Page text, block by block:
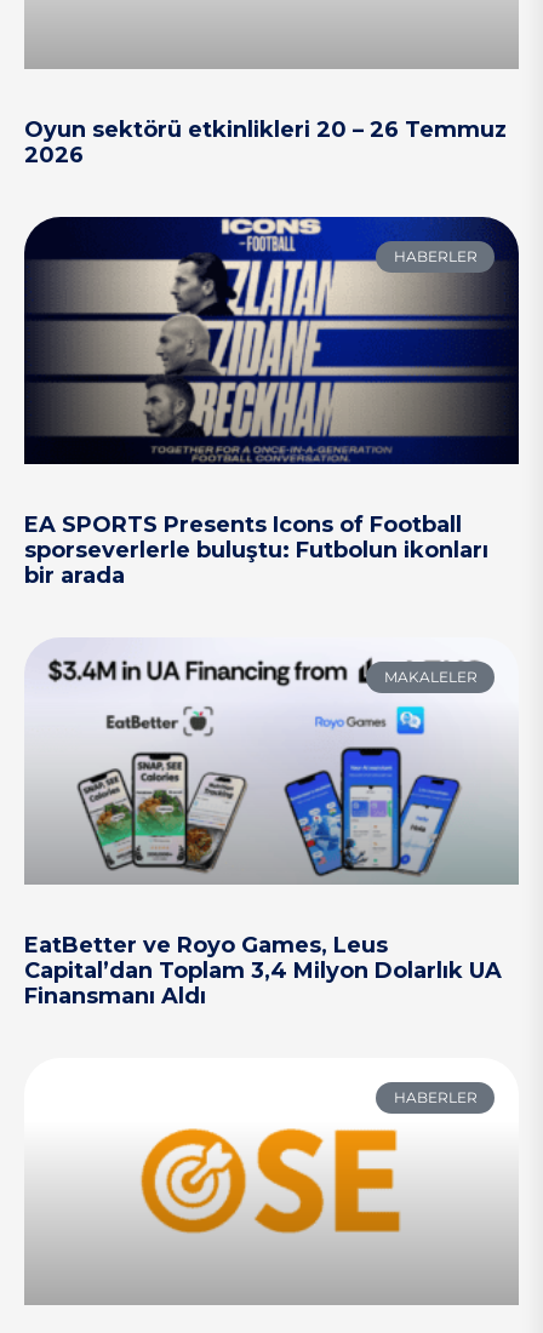
Oyun sektörü etkinlikleri 20 – 26 Temmuz
2026
HABERLER
EA SPORTS Presents Icons of Football
sporseverlerle buluştu: Futbolun ikonları
bir arada
MAKALELER
EatBetter ve Royo Games, Leus
Capital’dan Toplam 3,4 Milyon Dolarlık UA
Finansmanı Aldı
HABERLER